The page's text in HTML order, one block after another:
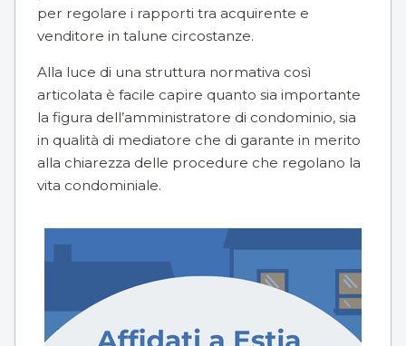
per regolare i rapporti tra acquirente e
venditore in talune circostanze.
Alla luce di una struttura normativa così
articolata è facile capire quanto sia importante
la figura dell’amministratore di condominio, sia
in qualità di mediatore che di garante in merito
alla chiarezza delle procedure che regolano la
vita condominiale.